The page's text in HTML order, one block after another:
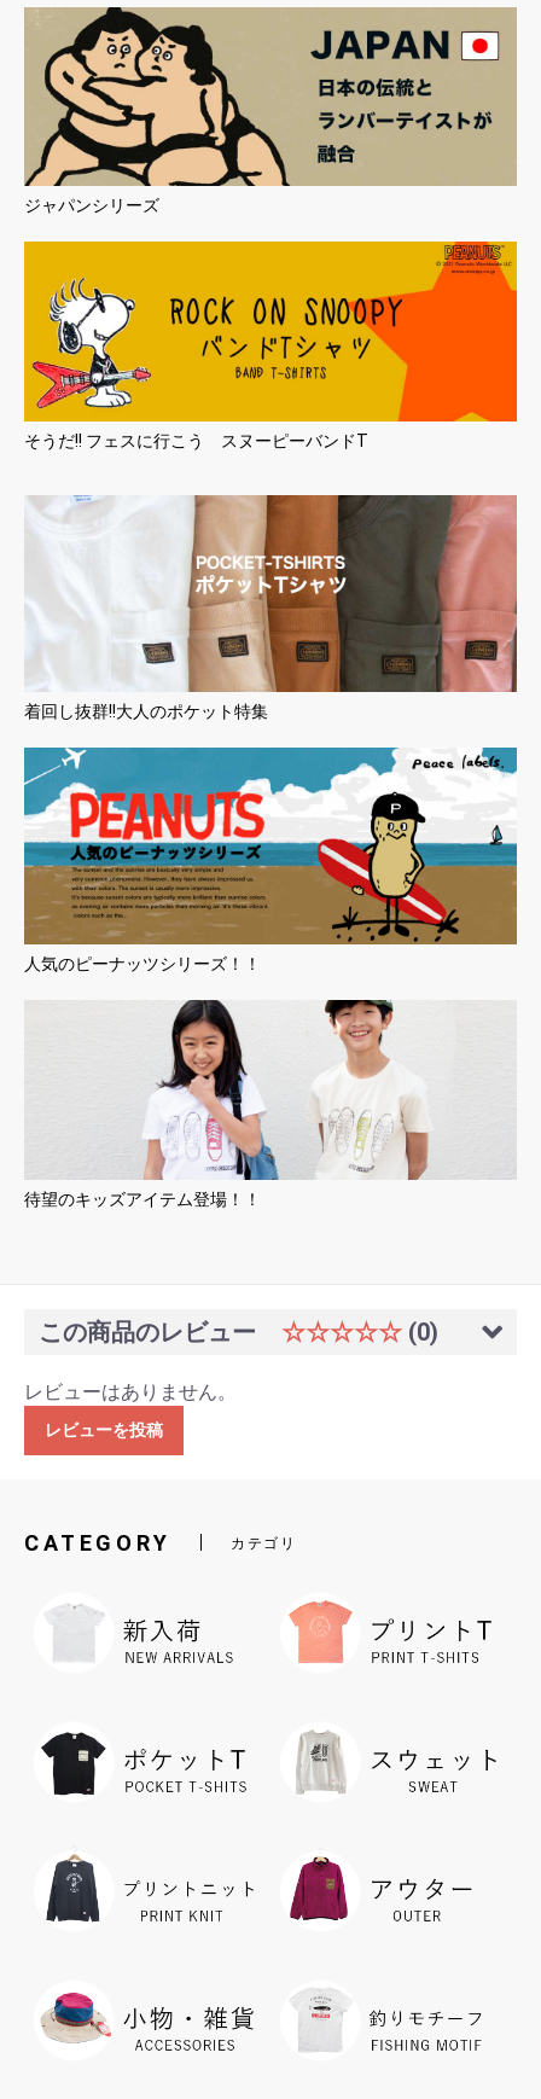
ジャパンシリーズ
そうだ!! フェスに行こう スヌーピーバンドT
着回し抜群!!大人のポケット特集
人気のピーナッツシリーズ！！
待望のキッズアイテム登場！！
この商品のレビュー ☆☆☆☆☆ (0)
レビューはありません。
レビューを投稿
CATEGORY カテゴリ